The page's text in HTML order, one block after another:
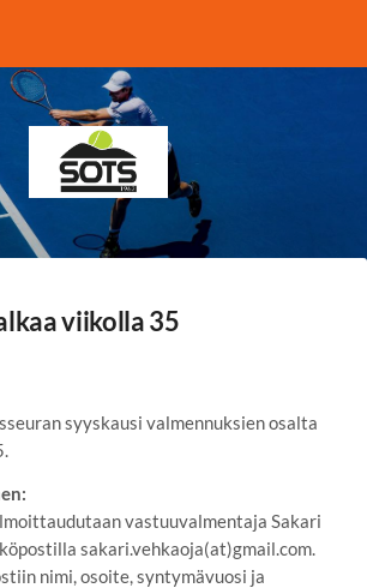
Sotkamon Tennisseura
viikolla 35
syyskausi valmennuksien osalta
vastuuvalmentaja Sakari
sakari.vehkaoja(at)gmail.com.
nimi, osoite, syntymävuosi ja